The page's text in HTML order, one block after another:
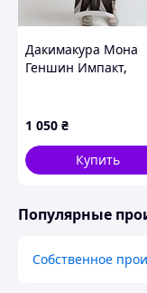
Дакимакура Мона
Геншин Импакт,
быстрой доставкой
1 050 ₴
Купить
Популярные
Собственное